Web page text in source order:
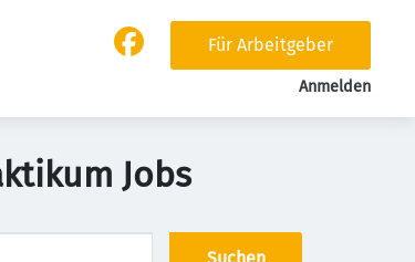
Für Arbeitgeber
Anmelden
Jobs